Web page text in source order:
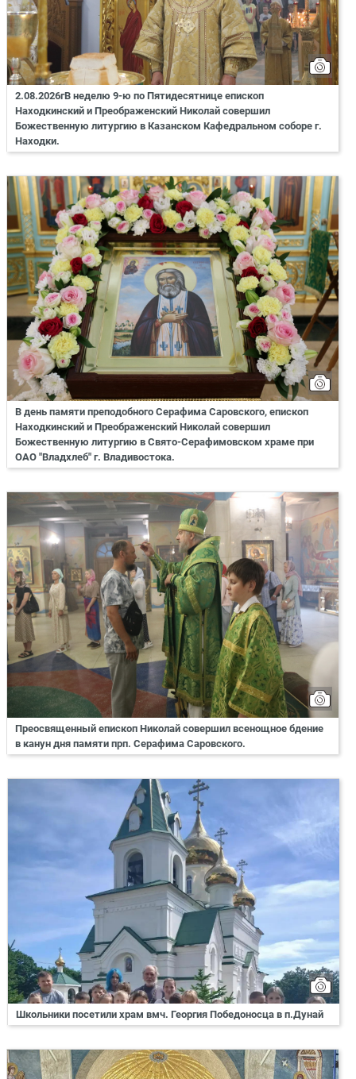
2.08.2026гВ неделю 9-ю по Пятидесятнице епископ
Находкинский и Преображенский Николай совершил
Божественную литургию в Казанском Кафедральном соборе г.
Находки.
В день памяти преподобного Серафима Саровского, епископ
Находкинский и Преображенский Николай совершил
Божественную литургию в Свято-Серафимовском храме при
ОАО "Владхлеб" г. Владивостока.
Преосвященный епископ Николай совершил всенощное бдение
в канун дня памяти прп. Серафима Саровского.
Школьники посетили храм вмч. Георгия Победоносца в п.Дунай